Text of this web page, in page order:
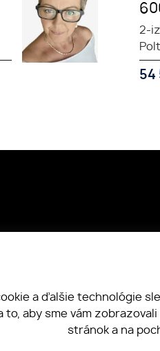
2-
54
+421 904 607 668
a ďalšie technológie
to, aby sme vám
stránok a na